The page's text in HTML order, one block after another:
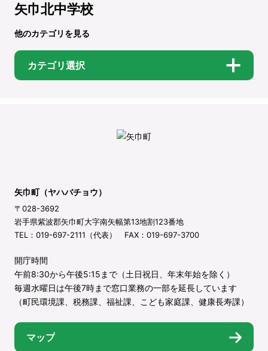
矢巾北中学校
他のカテゴリを見る
カテゴリ選択
矢巾町（ヤハバチョウ）
〒028-3692
岩手県紫波郡矢巾町大字南矢幅第13地割123番地
TEL：019-697-2111（代表） FAX：019-697-3700
開庁時間
午前8:30から午後5:15まで（土日祝日、年末年始を除く）
毎週水曜日は午後7時まで窓口業務の一部を延長しています
（町民環境課、税務課、福祉課、こども家庭課、健康長寿課）
マップ